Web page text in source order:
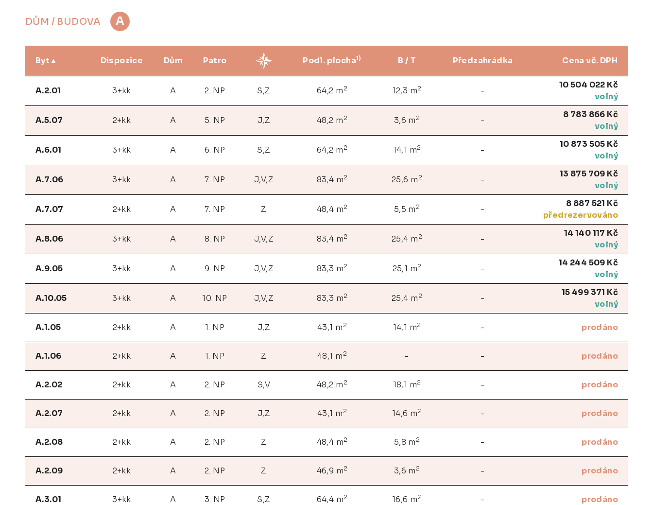
DŮM / BUDOVA A
Byt Dispozice Dům Patro Podl. plocha1) B / T Předzahrádka Cena vč. DPH
A.2.01 3+kk A 2. NP S,Z 64,2 m 2 12,3 m2 -
10 504 022 Kč
volný
A.5.07 2+kk A 5. NP J,Z 48,2 m 2 3,6 m 2 -
8 783 866 Kč
volný
A.6.01 3+kk A 6. NP S,Z 64,2 m 2 14,1 m2 -
10 873 505 Kč
volný
A.7.06 3+kk A 7. NP J,V,Z 83,4 m2 25,6 m 2 -
13 875 709 Kč
volný
A.7.07 2+kk A 7. NP Z 48,4 m2 5,5 m 2 -
8 887 521 Kč
předrezervováno
A.8.06 3+kk A 8. NP J,V,Z 83,4 m2 25,4 m 2 -
14 140 117 Kč
volný
A.9.05 3+kk A 9. NP J,V,Z 83,3 m2 25,1 m2 -
14 244 509 Kč
volný
A.10.05 3+kk A 10. NP J,V,Z 83,3 m2 25,4 m 2 -
15 499 371 Kč
volný
A.1.05 2+kk A 1. NP J,Z 43,1 m 2 14,1 m2 - prodáno
A.1.06 2+kk A 1. NP Z 48,1 m 2 - - prodáno
A.2.02 2+kk A 2. NP S,V 48,2 m 2 18,1 m2 - prodáno
A.2.07 2+kk A 2. NP J,Z 43,1 m 2 14,6 m 2 - prodáno
A.2.08 2+kk A 2. NP Z 48,4 m2 5,8 m 2 - prodáno
A.2.09 2+kk A 2. NP Z 46,9 m2 3,6 m 2 - prodáno
A.3.01 3+kk A 3. NP S,Z 64,4 m2 16,6 m 2 - prodáno